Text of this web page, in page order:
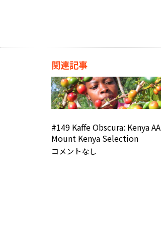
関連記事
#149 Kaffe Obscura: Kenya AA
Mount Kenya Selection
コメントなし